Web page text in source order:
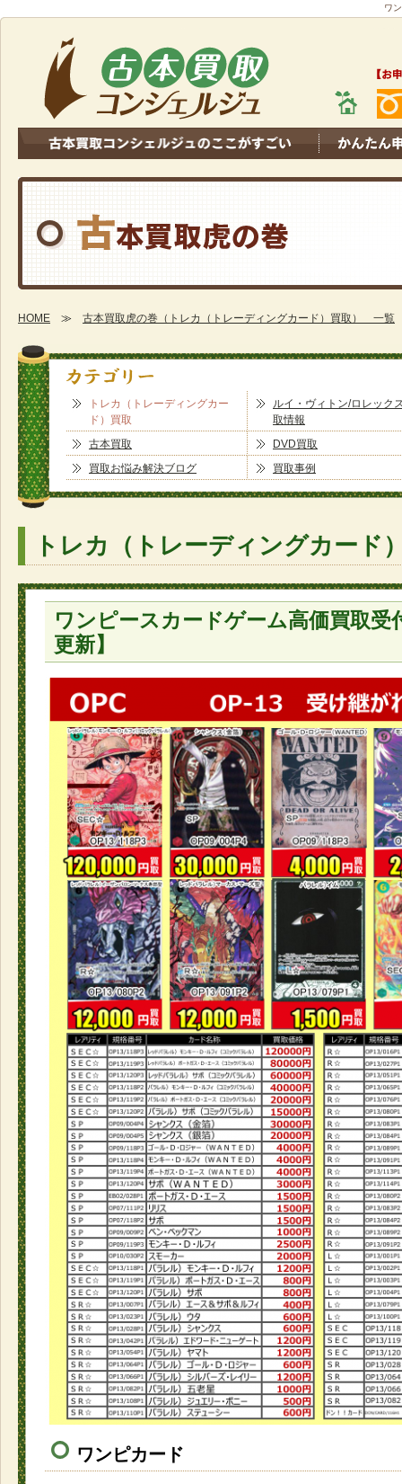
ワ
HOME ≫ 古本買取虎の巻（トレカ（トレーディングカード）買取） 一覧
トレカ（トレーディングカー
ド）買取
ルイ・ヴィトン/ロレック
取情報
古本買取
DVD買取
買取お悩み解決ブログ
買取事例
トレカ（トレーディングカード
ワンピースカードゲーム高価買取受
更新】
ワンピカード